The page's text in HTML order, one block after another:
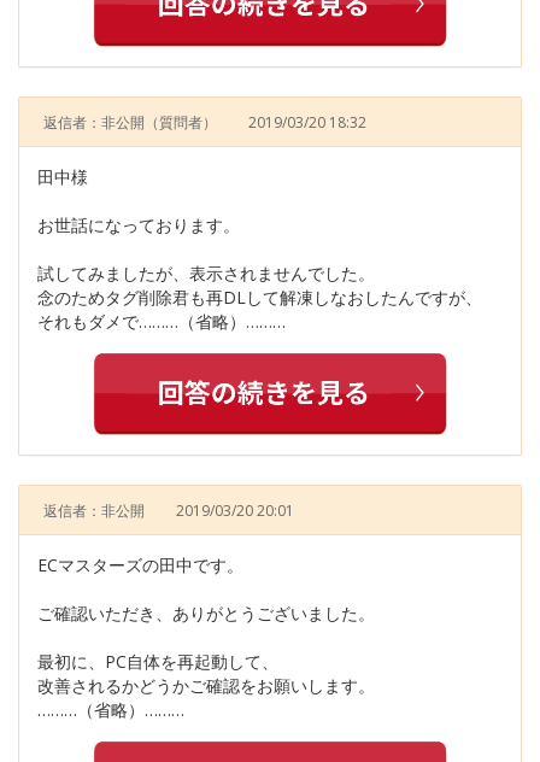
返信者：非公開 （質問者） 2019/03/20 18:32
田中様
お世話になっております。
試してみましたが、表示されませんでした。
念のためタグ削除君も再DLして解凍しなおしたんですが、
それもダメで………（省略）………
返信者：非公開 2019/03/20 20:01
ECマスターズの田中です。
ご確認いただき、ありがとうございました。
最初に、PC自体を再起動して、
改善されるかどうかご確認をお願いします。
………（省略）………